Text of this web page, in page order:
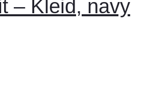
– Kleid, navy